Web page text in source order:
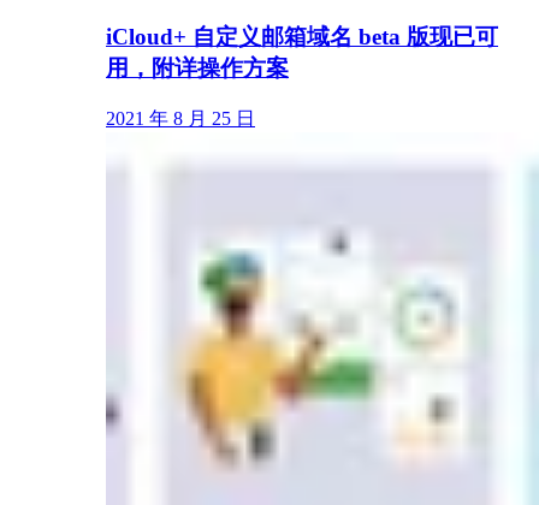
iCloud+ 自定义邮箱域名 beta 版现已可
用，附详操作方案
2021 年 8 月 25 日